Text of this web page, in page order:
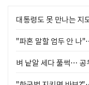
대통령도 못 만나는
"파혼 말할 엄두 안 나
벼 낱알 세다 풀썩… 공